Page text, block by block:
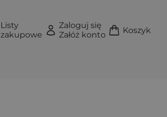
Listy
zakupowe
Zaloguj się
Załóż konto
Koszyk